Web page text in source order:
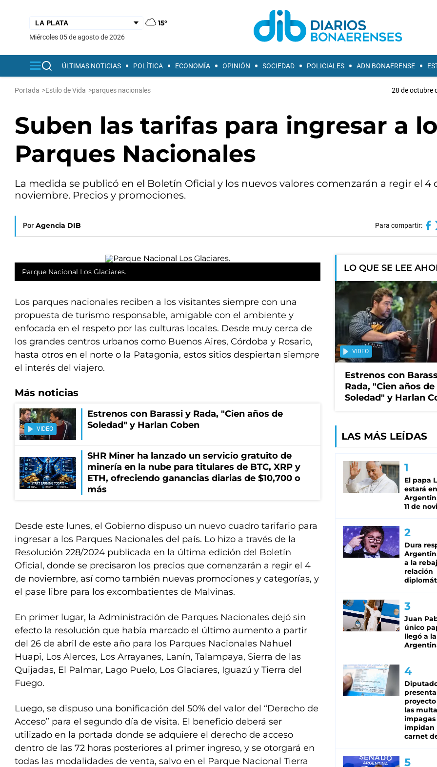
15°
miércoles 05 de agosto de 2026
ÚLTIMAS NOTICIAS POLÍTICA ECONOMÍA OPINIÓN SOCIEDAD POLICIALES ADN BONAERENSE
Portada >Estilo de Vida >parques nacionales 28 de octubre
Suben las tarifas para ingresar a
Parques Nacionales
La medida se publicó en el Boletín Oficial y los nuevos valores comenzarán a regir el 4
noviembre. Precios y promociones.
Por Agencia DIB Para compartir:
Parque Nacional Los Glaciares.
Los parques nacionales reciben a los visitantes siempre con una
propuesta de turismo responsable, amigable con el ambiente y
enfocada en el respeto por las culturas locales. Desde muy cerca de
los grandes centros urbanos como Buenos Aires, Córdoba y Rosario,
hasta otros en el norte o la Patagonia, estos sitios despiertan siempre
el interés del viajero.
Más noticias
VIDEO
Estrenos con Barassi y Rada, "Cien años de
Soledad" y Harlan Coben
SHR Miner ha lanzado un servicio gratuito de
minería en la nube para titulares de BTC, XRP y
ETH, ofreciendo ganancias diarias de $10,700 o
más
Desde este lunes, el Gobierno dispuso un nuevo cuadro tarifario para
ingresar a los Parques Nacionales del país. Lo hizo a través de la
Resolución 228/2024 publicada en la última edición del Boletín
Oficial, donde se precisaron los precios que comenzarán a regir el 4
de noviembre, así como también nuevas promociones y categorías, y
el pase libre para los excombatientes de Malvinas.
En primer lugar, la Administración de Parques Nacionales dejó sin
efecto la resolución que había marcado el último aumento a partir
del 26 de abril de este año para los Parques Nacionales Nahuel
Huapi, Los Alerces, Los Arrayanes, Lanín, Talampaya, Sierra de las
Quijadas, El Palmar, Lago Puelo, Los Glaciares, Iguazú y Tierra del
Fuego.
Luego, se dispuso una bonificación del 50% del valor del “Derecho de
Acceso” para el segundo día de visita. El beneficio deberá ser
utilizado en la portada donde se adquiere el derecho de acceso
dentro de las 72 horas posteriores al primer ingreso, y se otorgará en
todas las modalidades de venta, salvo en el Parque Nacional Tierra
LO QUE SE LEE
VIDEO
Estrenos con
Rada, "Cien años de
Soledad" y Harlan
LAS MÁS LEÍDAS
El papa
estará
11 de
Dura
a la
relación
Juan
único
llegó a la
las
impagas
impidan
carnet